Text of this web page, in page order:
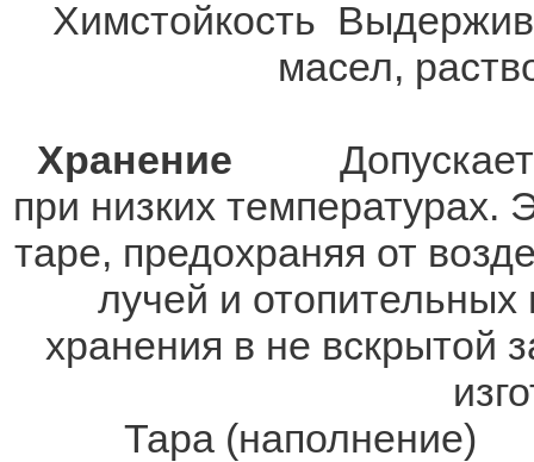
Химстойкость
масел,
Хранение
при низких температурах.
таре, предохраняя от
лучей и
хранения в не вскрытой
Тара (наполнение)